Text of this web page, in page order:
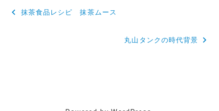
投
抹茶食品レシピ 抹茶ムース
丸山タンクの時代背景